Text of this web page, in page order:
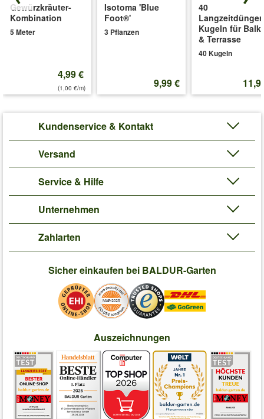
Gewürzkräuter-
Kombination
5 Meter
4,99 €
(1,00 €/m)
Isotoma 'Blue
Foot®'
3 Pflanzen
9,99 €
40
Kugeln für
& Terrasse
40 Kugeln
Kundenservice & Kontakt
Versand
Service & Hilfe
Unternehmen
Zahlarten
Sicher einkaufen bei BALDUR-Garten
Auszeichnungen